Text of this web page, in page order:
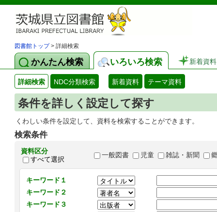
図書館トップ> 詳細検索
かんたん検索 いろいろ検索 新着資料
詳細検索 NDC分類検索 新着資料 テーマ資料
条件を詳しく設定して探す
くわしい条件を設定して、資料を検索することができます。
検索条件
資料区分
すべて選択
一般図書 児童 雑誌・新聞
キーワード１
キーワード２
キーワード３